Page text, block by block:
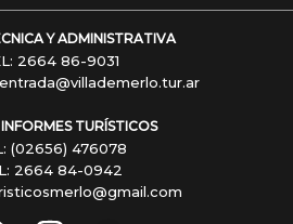
Y ADMINISTRATIVA
2664 86-9031
TURÍSTICOS
(02656) 476078
2664 84-0942